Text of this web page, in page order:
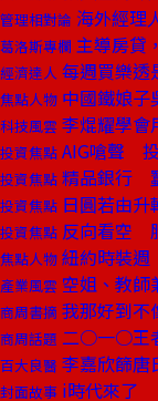
管理相對論 海外經理
葛洛斯專欄 主導房貸
經濟達人 每週買樂透
焦點人物 中國鐵娘子
科技風雲 李焜耀學會
投資焦點 AIG嗆聲
投資焦點 精品銀行
投資焦點 日圓若由
投資焦點 反向看空
焦點人物 紐約時裝
產業風雲 空姐、教
商周書摘 我那好到不
商周話題 二○一○王
百大良醫 李嘉欣篩唐
封面故事 i時代來了